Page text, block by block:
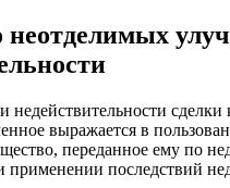
сделки
выражается в
переданное ему по
последствий